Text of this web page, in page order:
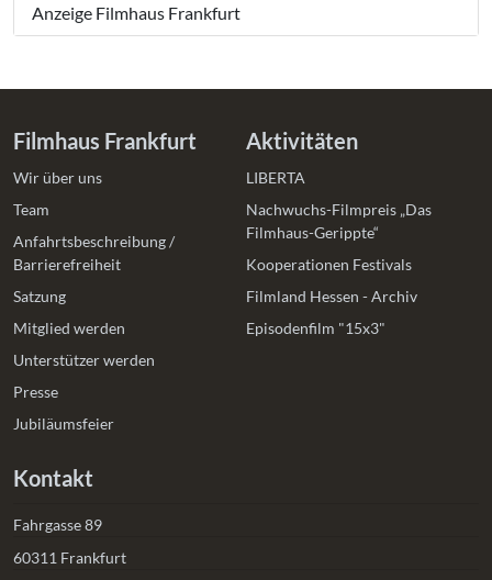
Anzeige Filmhaus Frankfurt
Filmhaus Frankfurt
Wir über uns
Team
Anfahrtsbeschreibung /
Barrierefreiheit
Satzung
Mitglied werden
Unterstützer werden
Presse
Jubiläumsfeier
Aktivitäten
LIBERTA
Nachwuchs-Filmpreis „Das
Filmhaus-Gerippte“
Kooperationen Festivals
Filmland Hessen - Archiv
Episodenfilm "15x3"
Kontakt
Fahrgasse 89
60311 Frankfurt